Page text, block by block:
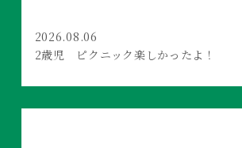
2026.08.06
2歳児 ピクニック楽しかったよ！